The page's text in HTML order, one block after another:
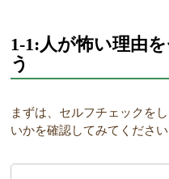
1-1:人が怖い理由
う
まずは、セルフチェックを
いかを確認してみてください